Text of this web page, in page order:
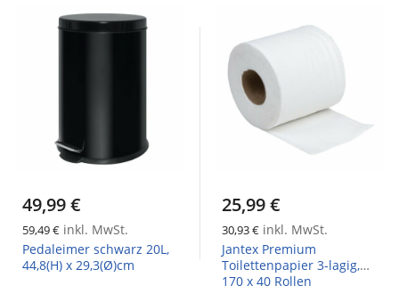
49,99 €
59,49 € inkl. MwSt.
Pedaleimer schwarz 20L,
44,8(H) x 29,3(Ø)cm
25,99 €
30,93 € inkl. MwSt.
Jantex Premium
Toilettenpapier 3-lagig,
170 x 40 Rollen